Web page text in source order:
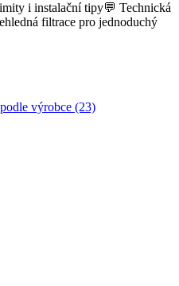
i instalační tipy💬 Technická
filtrace pro jednoduchý
výrobce (23)